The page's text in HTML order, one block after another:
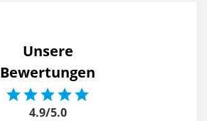
Unsere
Bewertungen

4.9/5.0